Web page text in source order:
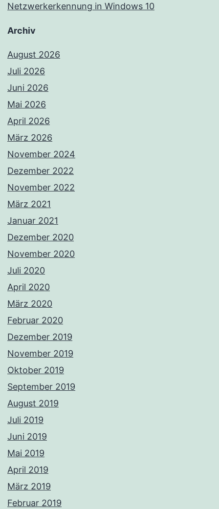
Netzwerkerkennung in Windows 10
Archiv
August 2026
Juli 2026
Juni 2026
Mai 2026
April 2026
März 2026
November 2024
Dezember 2022
November 2022
März 2021
Januar 2021
Dezember 2020
November 2020
Juli 2020
April 2020
März 2020
Februar 2020
Dezember 2019
November 2019
Oktober 2019
September 2019
August 2019
Juli 2019
Juni 2019
Mai 2019
April 2019
März 2019
Februar 2019